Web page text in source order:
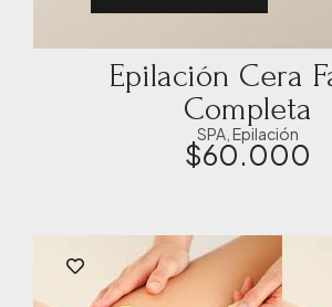
Epilación Cera
Completa
SPA Epilación
$60.000